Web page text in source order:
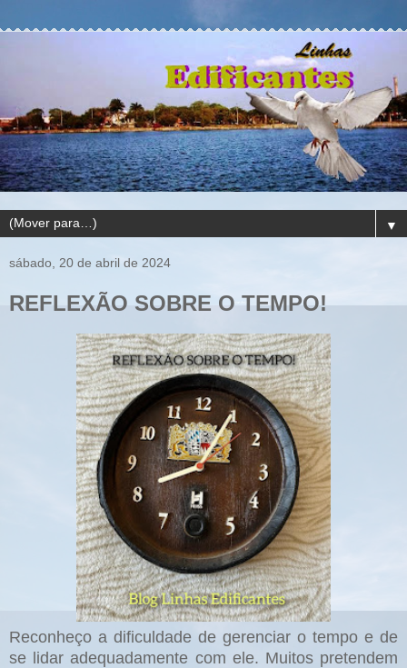
▼
sábado, 20 de abril de 2024
REFLEXÃO SOBRE O TEMPO!
Reconheço a dificuldade de gerenciar o tempo e de
se lidar adequadamente com ele. Muitos pretendem